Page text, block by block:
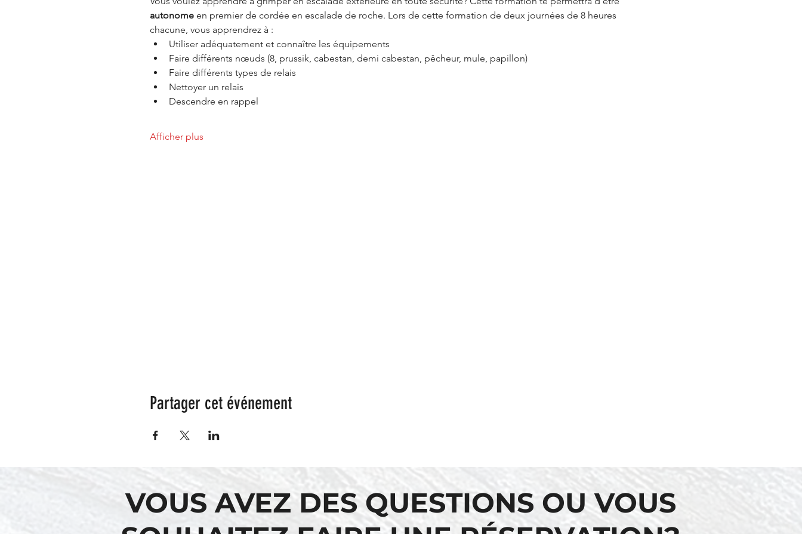
autonome en premier de cordée en escalade de roche. Lors de cette formation de deux journées de 8 heures
chacune, vous apprendrez à :
Utiliser adéquatement et connaître les équipements
Faire différents nœuds (8, prussik, cabestan, demi cabestan, pêcheur, mule, papillon)
Faire différents types de relais
Nettoyer un relais
Descendre en rappel
Afficher plus
Partager cet événement
VOUS AVEZ DES QUESTIONS OU VOUS